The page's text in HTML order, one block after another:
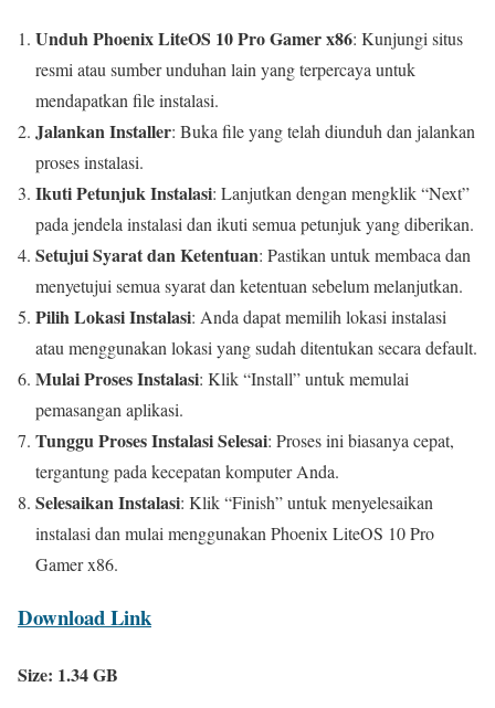
Unduh Phoenix LiteOS 10 Pro Gamer x86: Kunjungi situs
resmi atau sumber unduhan lain yang terpercaya untuk
mendapatkan file instalasi.
Jalankan Installer: Buka file yang telah diunduh dan jalankan
proses instalasi.
Ikuti Petunjuk Instalasi: Lanjutkan dengan mengklik “Next”
pada jendela instalasi dan ikuti semua petunjuk yang diberikan.
Setujui Syarat dan Ketentuan: Pastikan untuk membaca dan
menyetujui semua syarat dan ketentuan sebelum melanjutkan.
Pilih Lokasi Instalasi: Anda dapat memilih lokasi instalasi
atau menggunakan lokasi yang sudah ditentukan secara default.
Mulai Proses Instalasi: Klik “Install” untuk memulai
pemasangan aplikasi.
Tunggu Proses Instalasi Selesai: Proses ini biasanya cepat,
tergantung pada kecepatan komputer Anda.
Selesaikan Instalasi: Klik “Finish” untuk menyelesaikan
instalasi dan mulai menggunakan Phoenix LiteOS 10 Pro
Gamer x86.
Download Link
Size: 1.34 GB